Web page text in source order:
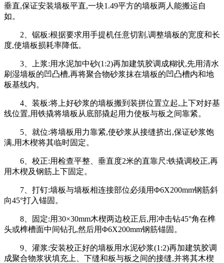
垂直,保证安装墙板平直,一块1.49平方的墙板两人能搬运自
如。
2、锯板:根据要求用手提机任意切割,调整墙板的宽度和长
度,使墙板损耗率降低。
3、上浆:用水泥加中砂(1:2)再加建筑胶调成糊状,先用清水
刷湿墙板的凹凸槽,再将聚合物砂浆抹在墙板的凹凸槽内和地
板基线内。
4、装板:将上好砂浆的墙板搬到装拼位置立起,上下对好基
线位置,用铁撬将墙板从底部撬起用力使板与板之间靠紧。
5、就位:将墙板用力靠紧,使砂浆从接缝挤出,保证砂浆饱
满,用木楔将其临时固定。
6、校正:用检查平整、垂直度2米的直靠尺:铁撬调校正,再
用木楔及钢筋上下固定。
7、打钉:墙板与墙板相连接部位必须用Φ6Χ200mm钢筋斜
向45°打入锚固。
8、固定:用30×30mm木楔两边校正后,用冲击钻45°角在榫
头或榫槽面中间钻孔,然后用Φ6Χ200mm钢筋锚固。
9、灌浆:安装校正好的墙板用水泥砂浆(1:2)再加建筑胶调
成聚合物浆状填充上、下缝和板与板之间的接缝,并将其木楔